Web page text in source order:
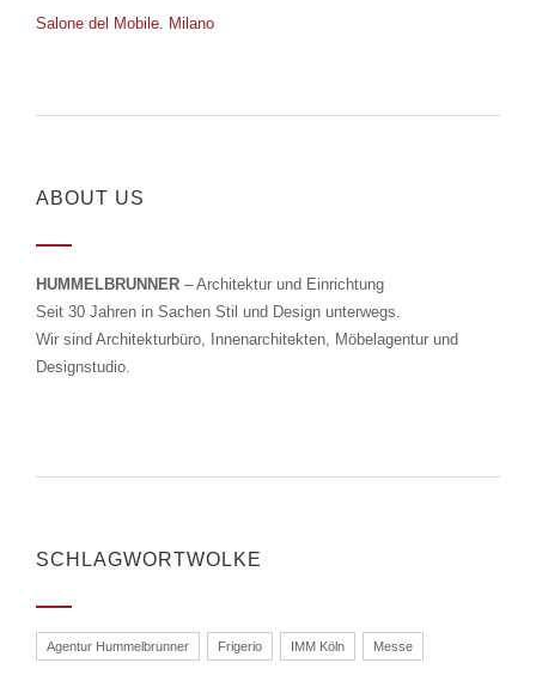
Salone del Mobile. Milano
ABOUT US
HUMMELBRUNNER – Architektur und Einrichtung
Seit 30 Jahren in Sachen Stil und Design unterwegs.
Wir sind Architekturbüro, Innenarchitekten, Möbelagentur und
Designstudio.
SCHLAGWORTWOLKE
Agentur Hummelbrunner Frigerio IMM Köln Messe